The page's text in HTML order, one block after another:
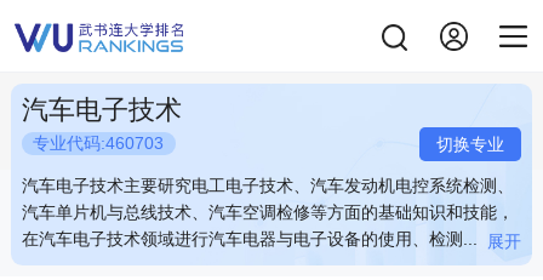
汽车电子技术
专业代码:460703 切换专业
汽车电子技术主要研究电工电子技术、汽车发动机电控系统检测、
汽车单片机与总线技术、汽车空调检修等方面的基础知识和技能，
在汽车电子技术领域进行汽车电器与电子设备的使用、检测...
汽车电子技术主要研究电工电子技术、汽车发动机电控系统检测、
展开
汽车电子技术主要研究电工电子技术、汽车发动机电控系统检测、
汽车单片机与总线技术、汽车空调检修等方面的基础知识和技能，
在汽车电子技术领域进行汽车电器与电子设备的使用、检测...
汽车电子技术主要研究电工电子技术、汽车发动机电控系统检测、
展开